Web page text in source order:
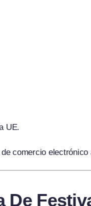
UE.
comercio
De